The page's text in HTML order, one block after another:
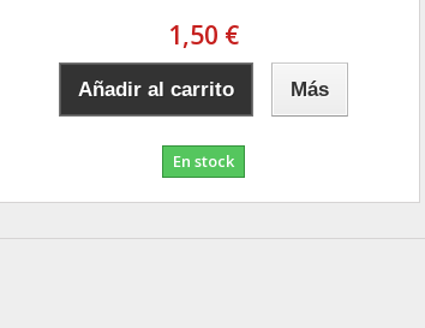
1,50 €
Añadir al carrito Más
En stock